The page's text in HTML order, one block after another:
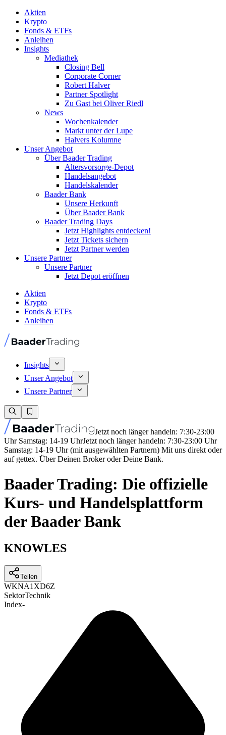
Aktien
Krypto
Fonds & ETFs
Anleihen
Insights
Mediathek
Closing Bell
Corporate Corner
Robert Halver
Partner Spotlight
Zu Gast bei Oliver Riedl
News
Wochenkalender
Markt unter der Lupe
Halvers Kolumne
Unser Angebot
Über Baader Trading
Altersvorsorge-Depot
Handelsangebot
Handelskalender
Baader Bank
Unsere Herkunft
Über Baader Bank
Baader Trading Days
Jetzt Highlights entdecken!
Jetzt Tickets sichern
Jetzt Partner werden
Unsere Partner
Unsere Partner
Jetzt Depot eröffnen
Aktien
Krypto
Fonds & ETFs
Anleihen
Insights
Unser Angebot
Unsere Partner
Jetzt noch länger handeln: 7:30-23:00
Uhr Samstag: 14-19 UhrJetzt noch länger handeln: 7:30-23:00 Uhr
Samstag: 14-19 Uhr (mit ausgewählten Partnern) Mit uns direkt oder
auf gettex. Über Deinen Broker oder Deine Bank.
Baader Trading: Die offizielle
Kurs- und Handelsplattform
der Baader Bank
KNOWLES
Teilen
WKNA1XD6Z
SektorTechnik
Index-